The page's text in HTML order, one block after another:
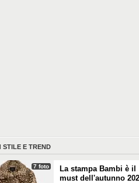
STILE E TREND
7 foto
La stampa Bambi è il
must dell'autunno